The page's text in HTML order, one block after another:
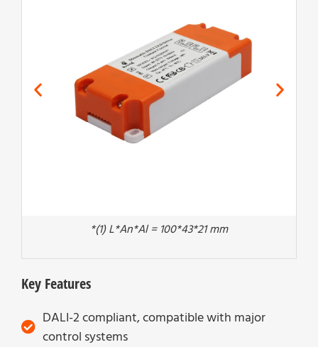
*(1) L*An*Al = 100*43*21 mm
Key Features
DALI-2 compliant, compatible with major
control systems